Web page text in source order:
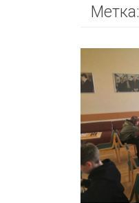
Метка: